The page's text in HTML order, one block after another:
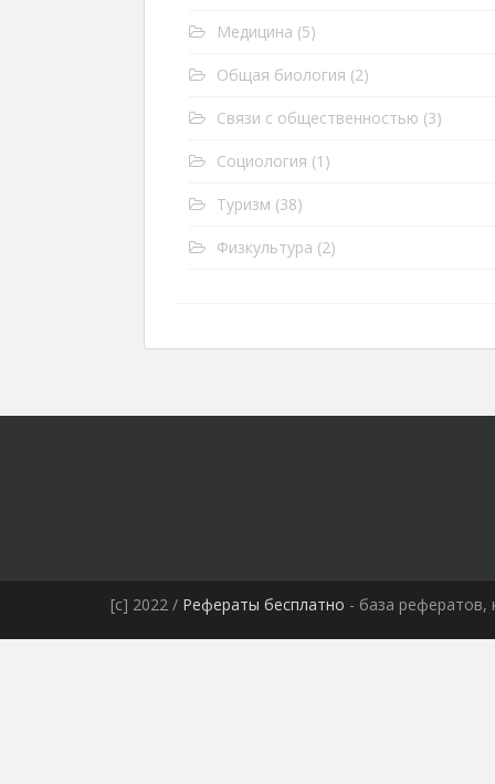
Медицина (5)
Общая биология (2)
Связи с общественностью (3)
Социология (1)
Туризм (38)
Физкультура (2)
[c] 2022 / Рефераты бесплатно - база рефератов,